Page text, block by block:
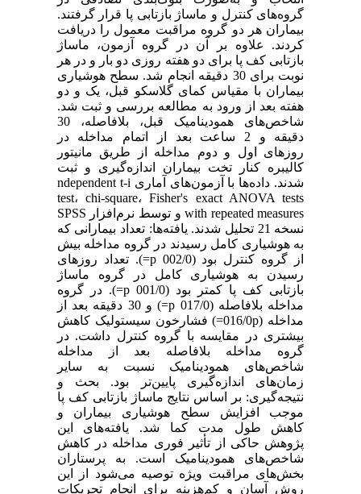
گروه‌های کنترل و ماساژ بازتابی پا قرار گرفتند.
بیماران هر دو گروه مراقبت معمول را دریافت
کردند. علاوه بر آن در گروه آزمون، ماساژ
بازتابی کف پا برای دو هفته روزی دو بار و در هر
نوبت برای 30 دقیقه انجام شد. سطح هوشیاری
بیماران با مقیاس کمای گلاسکو قبل، یک و دو
هفته بعد از ورود به مطالعه بررسی و ثبت شد.
شاخص‌های همودینامیک قبل، بلافاصله، 30
دقیقه و 2 ساعت بعد از اتمام مداخله در
روزهای اول و دوم مداخله از طریق مانیتور
کالیبره کنار تخت بیماران اندازه‌گیری و ثبت
شدند. داده‌ها با آزمون‌های آماری i‏ndependent t-
test، chi-square، Fisher's exact ANOVA tests
with repeated measures و توسط نرم‌افزار SPSS
نسخه 21 تحلیل شدند. یافته‌ها: تعداد بیمارانی که
به هوشیاری کامل رسیدند در گروه مداخله بیش
از گروه کنترل بود (002/0 p=). تعداد روزهای
رسیدن به هوشیاری کامل در گروه ماساژ
بازتابی کف پا کمتر بود (001/0 p=). در گروه
مداخله بلافاصله (017/0 p=) و 30 دقیقه بعد از
مداخله (016/0p=) فشارخون سیستولیک کاهش
بیشتری در مقایسه با گروه کنترل داشت. در
گروه مداخله بلافاصله بعد از مداخله
شاخص‌های همودینامیک نسبت به سایر
زمان‌های اندازه‌گیری پایین‌تر بود. بحث و
نتیجه‌گیری: بر اساس نتایج ماساژ بازتابی کف پا
موجب افزایش سطح هوشیاری بیماران و
کاهش طول مدت کما شد. یافته‌های این
پژوهش حاکی از تأثیر فوری مداخله در کاهش
شاخص‌های همودینامیک است. به پرستاران
بخش‌های مراقبت ویژه توصیه می‌شود از این
روش آسان و کم‌هزینه برای انجام تحریکات